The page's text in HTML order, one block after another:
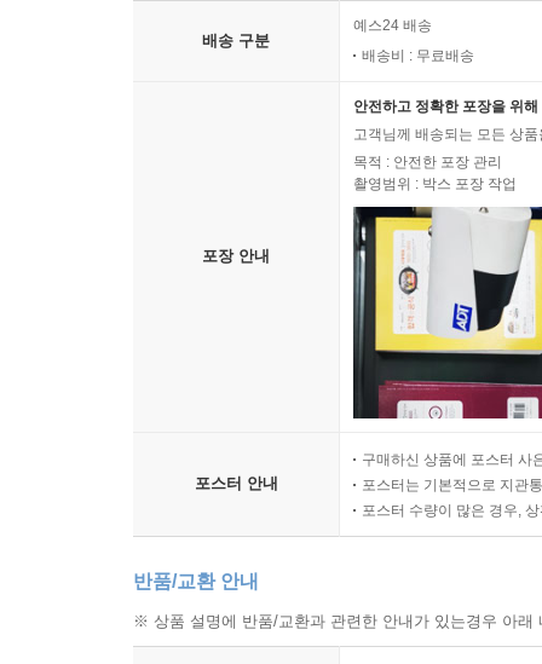
배송 구분
예스24 배송
배송비 : 무료배송
포장 안내
안전하고 정확한 포장을 위
고객님께 배송되는 모든 상
목적 : 안전한 포장 관리
촬영범위 : 박스 포장 작업
포스터 안내
구매하신 상품에 포스터 사
포스터는 기본적으로 지관
포스터 수량이 많은 경우,
반품/교환 안내
※ 상품 설명에 반품/교환과 관련한 안내가 있는경우 아